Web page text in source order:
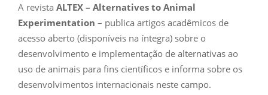
A revista ALTEX – Alternatives to Animal
Experimentation – publica artigos acadêmicos de
acesso aberto (disponíveis na íntegra) sobre o
desenvolvimento e implementação de alternativas ao
uso de animais para fins científicos e informa sobre os
desenvolvimentos internacionais neste campo.